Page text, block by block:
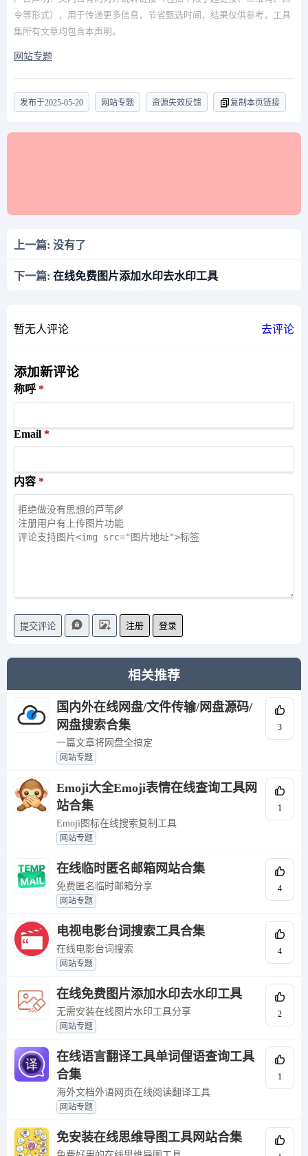
令等形式），用于传递更多信息，节省甄选时间，结果仅供参考，工具
集所有文章均包含本声明。
网站专题
发布于2025-05-20 网站专题 资源失效反馈 复制本页链接
上一篇: 没有了
下一篇: 在线免费图片添加水印去水印工具
暂无人评论 去评论
添加新评论
称呼
Email
内容
提交评论 注册 登录
相关推荐
国内外在线网盘/文件传输/网盘源码/
网盘搜索合集
一篇文章将网盘全搞定
网站专题
3
Emoji大全Emoji表情在线查询工具网
站合集
Emoji图标在线搜索复制工具
网站专题
1
在线临时匿名邮箱网站合集
免费匿名临时邮箱分享
网站专题
4
电视电影台词搜索工具合集
在线电影台词搜索
网站专题
4
在线免费图片添加水印去水印工具
无需安装在线图片水印工具分享
网站专题
2
在线语言翻译工具单词俚语查询工具
合集
海外文档外语网页在线阅读翻译工具
网站专题
1
免安装在线思维导图工具网站合集